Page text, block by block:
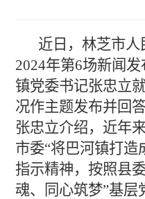
近日，林芝市人
2024年第6场新闻
镇党委书记张忠立
况作主题发布并回
张忠立介绍，近年
市委“将巴河镇打造
指示精神，按照县
魂、同心筑梦”基层